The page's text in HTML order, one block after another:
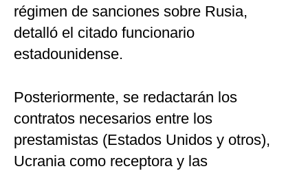
régimen de sanciones sobre Rusia,
detalló el citado funcionario
estadounidense.
Posteriormente, se redactarán los
contratos necesarios entre los
prestamistas (Estados Unidos y otros),
Ucrania como receptora y las